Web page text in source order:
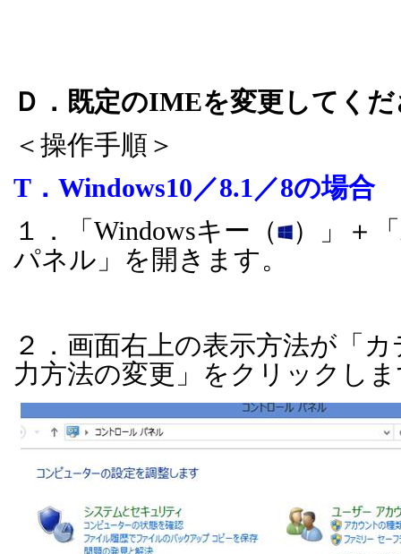
Ｄ．既定のIMEを変更してく
＜操作手順＞
T． Windows10／8.1／8の場合
１．「 Windowsキー（ ）」＋「
パネル」を開きます。
２．画面右上の表示方法が「
力方法の変更」をクリックし